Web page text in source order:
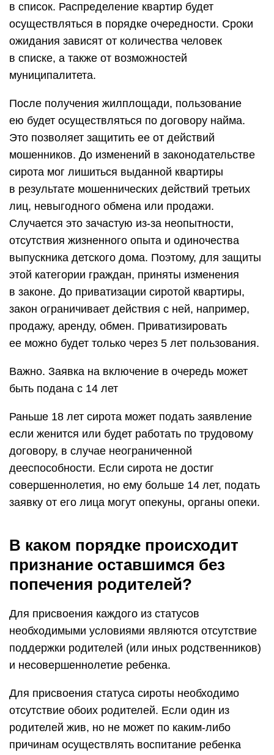
в список. Распределение квартир будет
осуществляться в порядке очередности. Сроки
ожидания зависят от количества человек
в списке, а также от возможностей
муниципалитета.
После получения жилплощади, пользование
ею будет осуществляться по договору найма.
Это позволяет защитить ее от действий
мошенников. До изменений в законодательстве
сирота мог лишиться выданной квартиры
в результате мошеннических действий третьих
лиц, невыгодного обмена или продажи.
Случается это зачастую из-за неопытности,
отсутствия жизненного опыта и одиночества
выпускника детского дома. Поэтому, для защиты
этой категории граждан, приняты изменения
в законе. До приватизации сиротой квартиры,
закон ограничивает действия с ней, например,
продажу, аренду, обмен. Приватизировать
ее можно будет только через 5 лет пользования.
Важно. Заявка на включение в очередь может
быть подана с 14 лет
Раньше 18 лет сирота может подать заявление
если женится или будет работать по трудовому
договору, в случае неограниченной
дееспособности. Если сирота не достиг
совершеннолетия, но ему больше 14 лет, подать
заявку от его лица могут опекуны, органы опеки.
В каком порядке происходит
признание оставшимся без
попечения родителей?
Для присвоения каждого из статусов
необходимыми условиями являются отсутствие
поддержки родителей (или иных родственников)
и несовершеннолетие ребенка.
Для присвоения статуса сироты необходимо
отсутствие обоих родителей. Если один из
родителей жив, но не может по каким-либо
причинам осуществлять воспитание ребенка